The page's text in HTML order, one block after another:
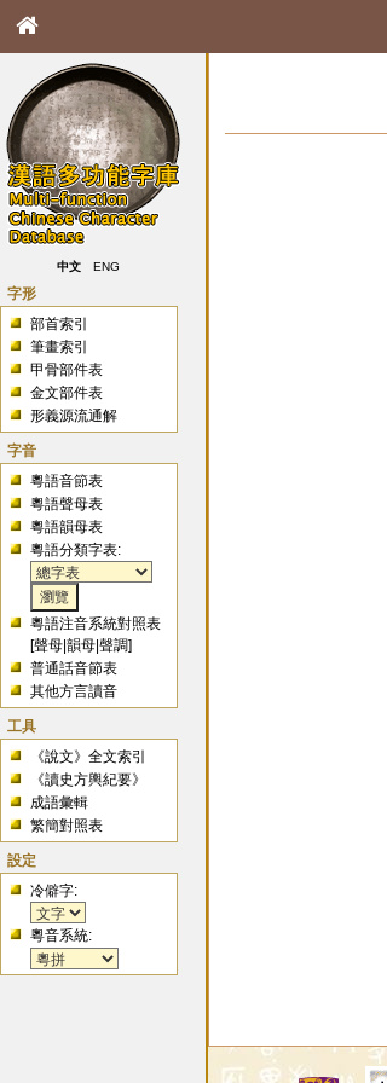
中文 ENG
字形
部首索引
筆畫索引
甲骨部件表
金文部件表
形義源流通解
字音
粵語音節表
粵語聲母表
粵語韻母表
粵語分類字表:
粵語注音系統對照表
[聲母 |韻母 |聲調]
普通話音節表
其他方言讀音
工具
《說文》全文索引
《讀史方輿紀要》
成語彙輯
繁簡對照表
設定
冷僻字:
粵音系統: